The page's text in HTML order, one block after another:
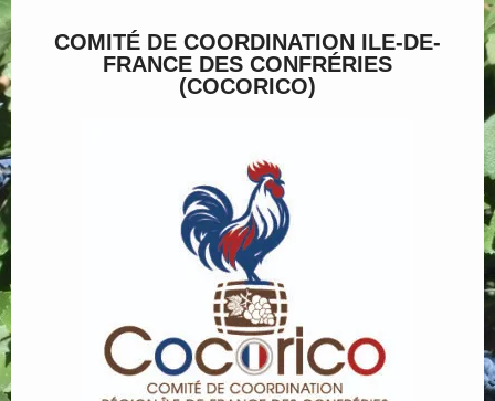
COMITÉ DE COORDINATION ILE-DE-
FRANCE DES CONFRÉRIES
(COCORICO)